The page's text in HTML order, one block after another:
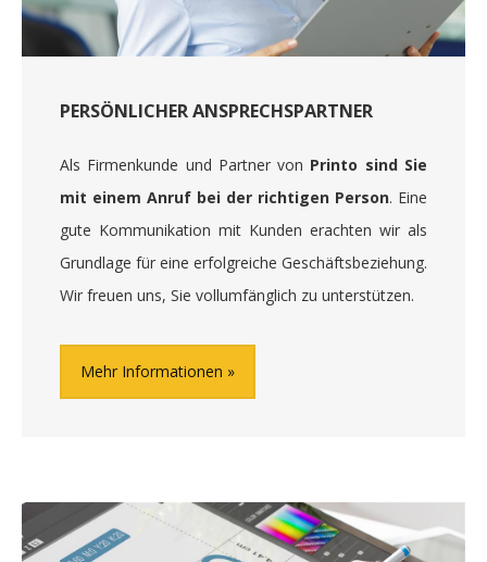
PERSÖNLICHER ANSPRECHSPARTNER
Als Firmenkunde und Partner von Printo sind Sie
mit einem Anruf bei der richtigen Person. Eine
gute Kommunikation mit Kunden erachten wir als
Grundlage für eine erfolgreiche Geschäftsbeziehung.
Wir freuen uns, Sie vollumfänglich zu unterstützen.
Mehr Informationen